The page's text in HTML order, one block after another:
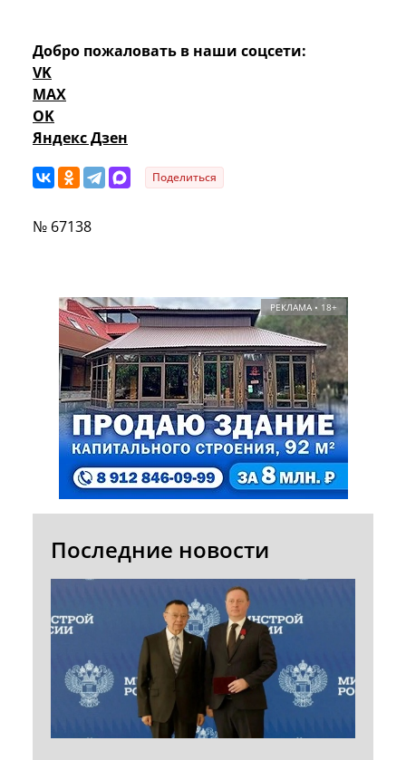
Добро пожаловать в наши соцсети:
VK
MAX
OK
Яндекс Дзен
Поделиться
№ 67138
РЕКЛАМА • 18+
Последние новости